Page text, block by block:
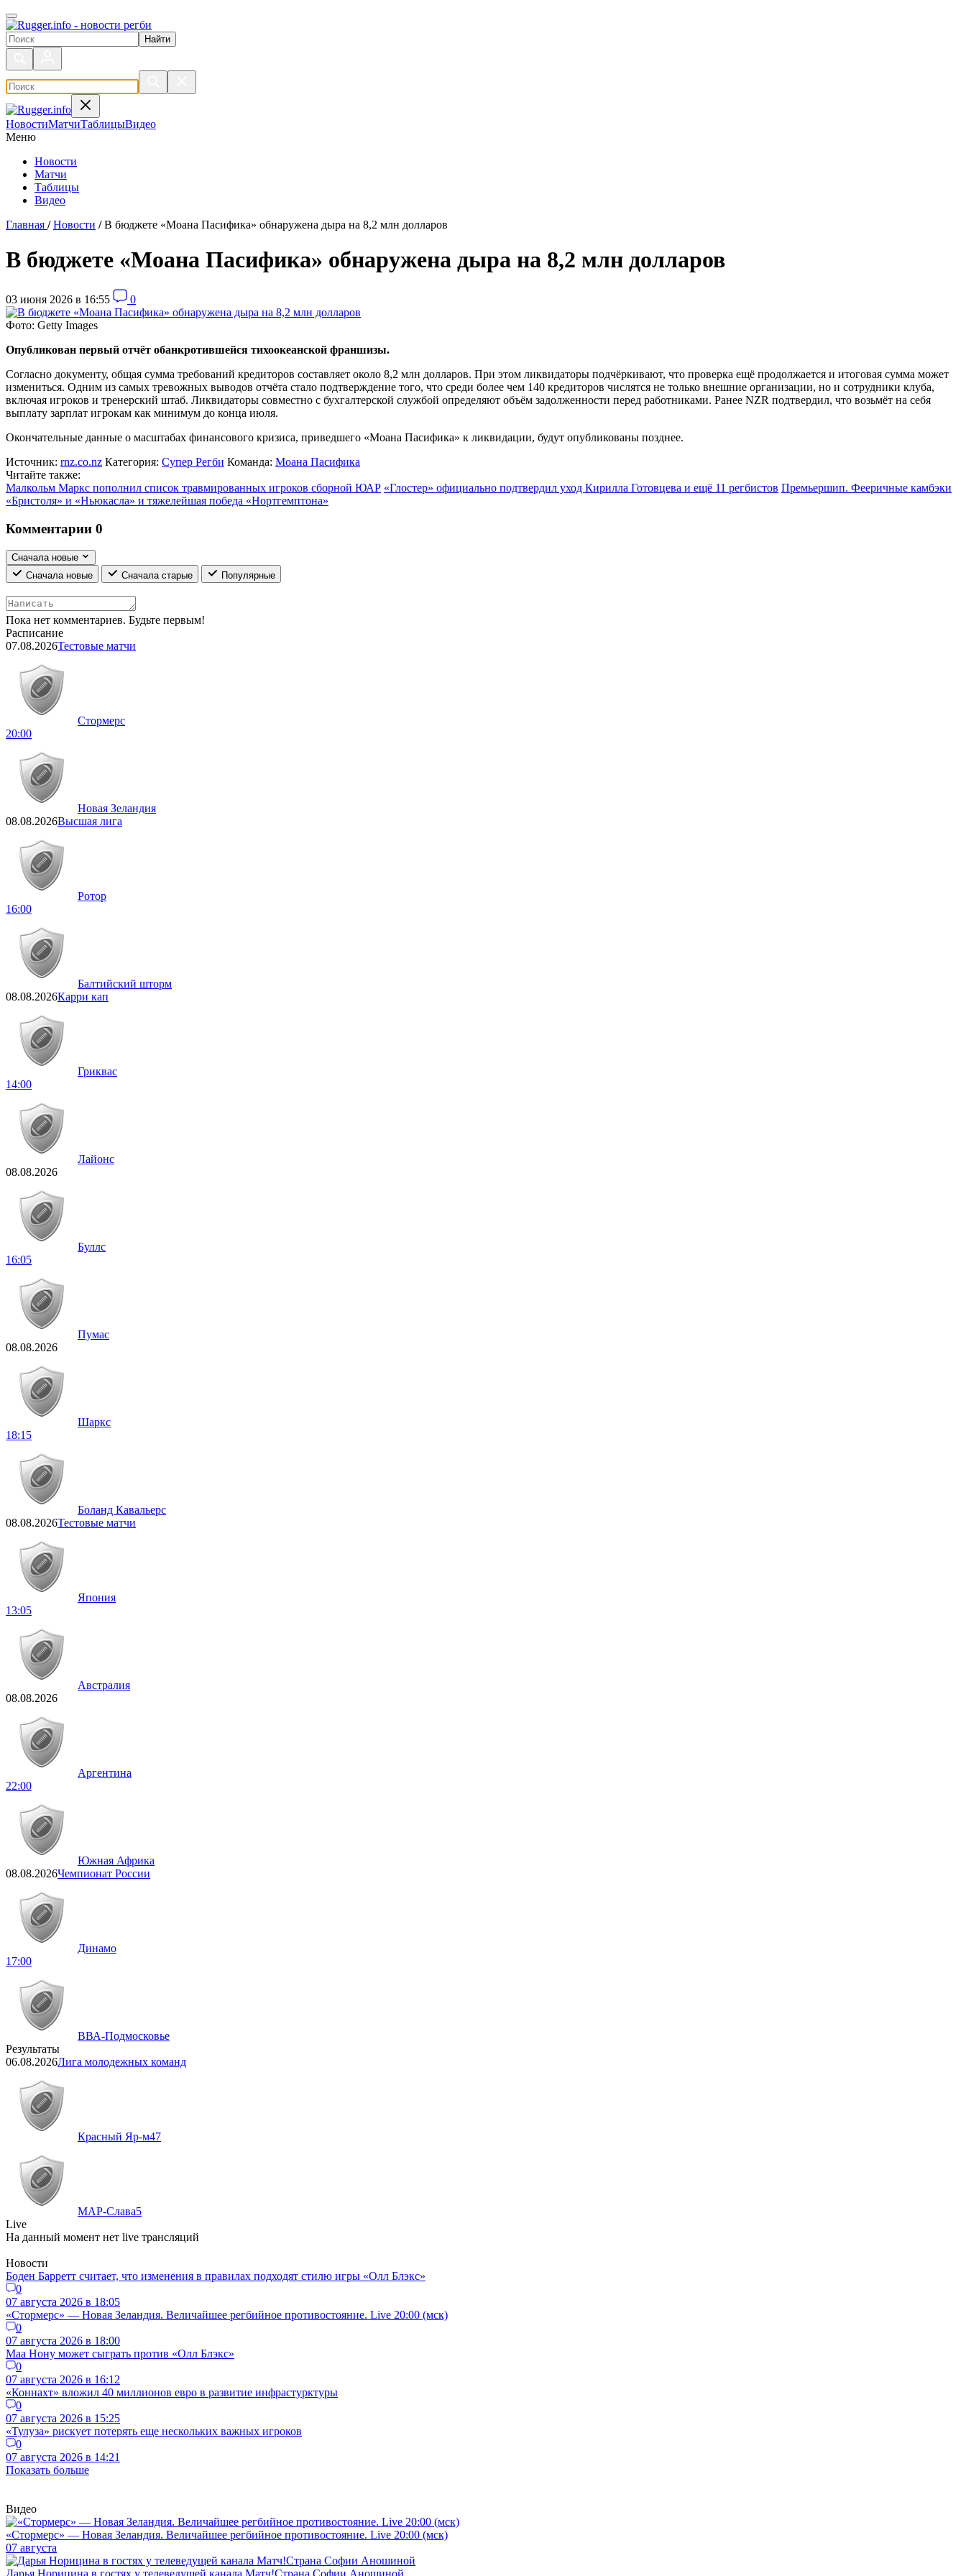
Поиск по сайту
НовостиМатчиТаблицыВидео
Меню
Новости
Матчи
Таблицы
Видео
Главная / Новости / В бюджете «Моана Пасифика» обнаружена дыра на 8,2 млн долларов
В бюджете «Моана Пасифика» обнаружена дыра на 8,2 млн долларов
03 июня 2026 в 16:55 0
Фото: Getty Images
Опубликован первый отчёт обанкротившейся тихоокеанской франшизы.
Согласно документу, общая сумма требований кредиторов составляет около 8,2 млн долларов. При этом ликвидаторы подчёркивают, что проверка ещё продолжается и итоговая сумма может
измениться. Одним из самых тревожных выводов отчёта стало подтверждение того, что среди более чем 140 кредиторов числятся не только внешние организации, но и сотрудники клуба,
включая игроков и тренерский штаб. Ликвидаторы совместно с бухгалтерской службой определяют объём задолженности перед работниками. Ранее NZR подтвердил, что возьмёт на себя
выплату зарплат игрокам как минимум до конца июля.
Окончательные данные о масштабах финансового кризиса, приведшего «Моана Пасифика» к ликвидации, будут опубликованы позднее.
Источник: rnz.co.nz Категория: Супер Регби Команда: Моана Пасифика
Читайте также:
Малкольм Маркс пополнил список травмированных игроков сборной ЮАР «Глостер» официально подтвердил уход Кирилла Готовцева и ещё 11 регбистов Премьершип. Фееричные камбэки
«Бристоля» и «Ньюкасла» и тяжелейшая победа «Нортгемптона»
Комментарии 0
Сначала новые
Сначала новые
Сначала старые Популярные
Пока нет комментариев. Будьте первым!
Расписание
07.08.2026Тестовые матчи
Стормерс
20:00
Новая Зеландия
08.08.2026Высшая лига
Ротор
16:00
Балтийский шторм
08.08.2026Карри кап
Гриквас
14:00
Лайонс
08.08.2026
Буллс
16:05
Пумас
08.08.2026
Шаркс
18:15
Боланд Кавальерс
08.08.2026Тестовые матчи
Япония
13:05
Австралия
08.08.2026
Аргентина
22:00
Южная Африка
08.08.2026Чемпионат России
Динамо
17:00
ВВА-Подмосковье
Результаты
06.08.2026Лига молодежных команд
Красный Яр-м47
МАР-Слава5
Live
На данный момент нет live трансляций
Новости
Боден Барретт считает, что изменения в правилах подходят стилю игры «Олл Блэкс»
0
07 августа 2026 в 18:05
«Стормерс» — Новая Зеландия. Величайшее регбийное противостояние. Live 20:00 (мск)
0
07 августа 2026 в 18:00
Маа Нону может сыграть против «Олл Блэкс»
0
07 августа 2026 в 16:12
«Коннахт» вложил 40 миллионов евро в развитие инфрастурктуры
0
07 августа 2026 в 15:25
«Тулуза» рискует потерять еще нескольких важных игроков
0
07 августа 2026 в 14:21
Показать больше
Видео
«Стормерс» — Новая Зеландия. Величайшее регбийное противостояние. Live 20:00 (мск)
07 августа